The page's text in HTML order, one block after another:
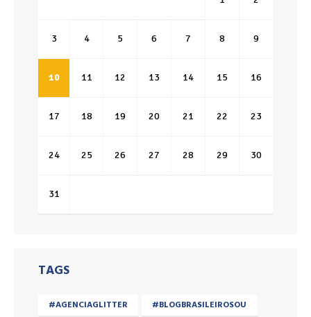
3 4 5 6 7 8 9
10 11 12 13 14 15 16
17 18 19 20 21 22 23
24 25 26 27 28 29 30
31
TAGS
#AGENCIAGLITTER
#BLOGBRASILEIROSOU